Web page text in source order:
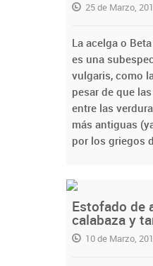
25 de Marzo,
La acelga o
es una
vulgaris, como
pesar de que
entre las
más antiguas
por los griegos
Estofado de
calabaza y
10 de Marzo,